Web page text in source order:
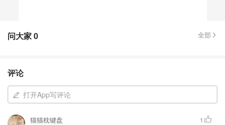
问大家0 全部
评论
打开App写评论
猫猫枕键盘 1